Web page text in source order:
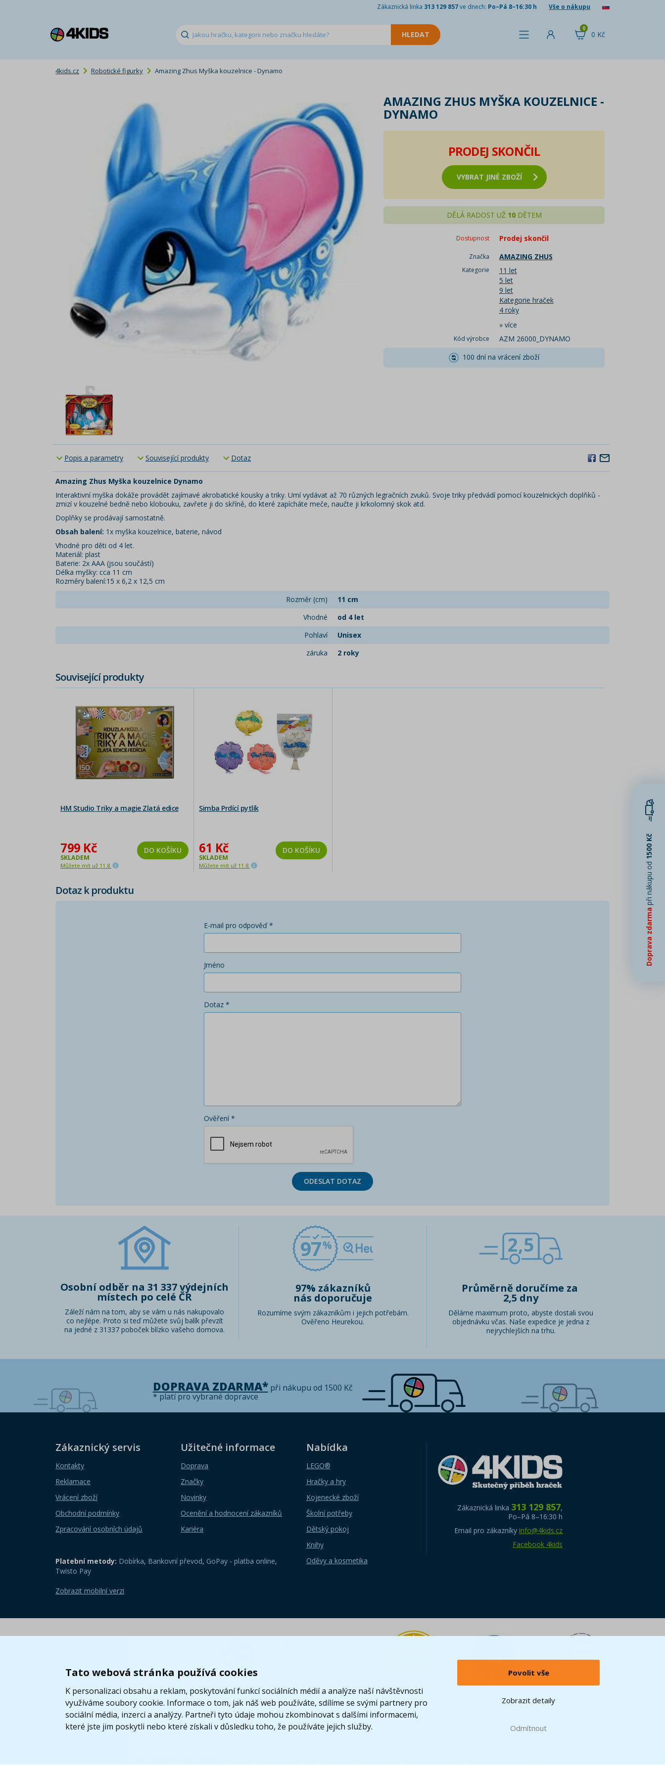
Tato webová stránka používá cookies
K personalizaci obsahu a reklam, poskytování funkcí sociálních médií a analýze naší návštěvnosti
využíváme soubory cookie. Informace o tom, jak náš web používáte, sdílíme se svými partnery pro
sociální média, inzerci a analýzy. Partneři tyto údaje mohou zkombinovat s dalšími informacemi,
které jste jim poskytli nebo které získali v důsledku toho, že používáte jejich služby.
Povolit vše
Zobrazit detaily
Odmítnout
Zákaznická linka 313 129 857ve dnech: Po–Pá 8–16:30 h Vše o nákupu
0 Kč
0
4kids.cz Robotické figurky Amazing Zhus Myška kouzelnice - Dynamo
AMAZING ZHUS MYŠKA KOUZELNICE -
DYNAMO
PRODEJ SKONČIL
VYBRAT JINÉ ZBOŽÍ
DĚLÁ RADOST UŽ 10DĚTEM
Dostupnost Prodej skončil
Značka AMAZING ZHUS
Kategorie
11 let
5 let
9 let
Kategorie hraček
4 roky
» více
Kód výrobce
AZM 26000_DYNAMO
100 dní na vrácení zboží
Popis a parametry Související produkty Dotaz
Amazing Zhus Myška kouzelnice Dynamo
Interaktivní myška dokáže provádět zajímavé akrobatické kousky a triky. Umí vydávat až 70 různých legračních zvuků. Svoje triky předvádí pomocí kouzelnických doplňků -
zmizí v kouzelné bedně nebo klobouku, zavřete ji do skříně, do které zapícháte meče, naučte ji krkolomný skok atd.
Doplňky se prodávají samostatně.
Obsah balení: 1x myška kouzelnice, baterie, návod
Vhodné pro děti od 4 let.
Materiál: plast
Baterie: 2x AAA (jsou součástí)
Délka myšky: cca 11 cm
Rozměry balení:15 x 6,2 x 12,5 cm
Rozměr (cm)
11 cm
Vhodné
od 4 let
Pohlaví
Unisex
záruka
2 roky
Související produkty
HM Studio Triky a magie Zlatá edice
799 Kč
SKLADEM
Můžete mít už 11.8.
DO KOŠÍKU
Simba Prdící pytlík
61 Kč
SKLADEM
Můžete mít už 11.8.
DO KOŠÍKU
Dotaz k produktu
E-mail pro odpověď *
Jméno
Dotaz *
Ověření *
ODESLAT DOTAZ
Osobní odběr na 31 337 výdejních
místech po celé ČR
Záleží nám na tom, aby se vám u nás nakupovalo
co nejlépe. Proto si teď můžete svůj balík převzít
na jedné z 31337 poboček blízko vašeho domova.
97
97% zákazníků
nás doporučuje
Rozumíme svým zákazníkům i jejich potřebám.
Ověřeno Heurekou.
2,5
Průměrně doručíme za
2,5 dny
Děláme maximum proto, abyste dostali svou
objednávku včas. Naše expedice je jedna z
nejrychlejších na trhu.
DOPRAVA ZDARMA*při nákupu od 1500 Kč
* platí pro vybrané dopravce
Zákaznický servis
Kontakty
Reklamace
Vrácení zboží
Obchodní podmínky
Zpracování osobních údajů
Užitečné informace
Doprava
Značky
Novinky
Ocenění a hodnocení zákazníků
Kariéra
Nabídka
LEGO®
Hračky a hry
Kojenecké zboží
Školní potřeby
Dětský pokoj
Knihy
Oděvy a kosmetika
Platební metody: Dobírka, Bankovní převod, GoPay - platba online,
Twisto Pay
Zobrazit mobilní verzi
Zákaznická linka 313 129 857,
Po–Pá 8–16:30 h
Email pro zákazníky info@4kids.cz
Facebook 4kids
Doprava zdarma
při nákupu od
1500 Kč